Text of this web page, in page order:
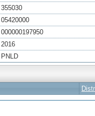
355030
05420000
000000197950
2016
PNLD